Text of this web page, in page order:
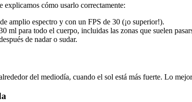
cómo usarlo correctamente:
amplio espectro y con un FPS de 30 (¡o superior!).
ml para todo el cuerpo, incluidas las zonas que suelen
de nadar o sudar.
del mediodía, cuando el sol está más fuerte. Lo